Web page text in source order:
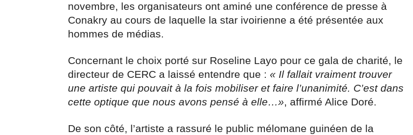
novembre, les organisateurs ont aminé une conférence de presse à
Conakry au cours de laquelle la star ivoirienne a été présentée aux
hommes de médias.
Concernant le choix porté sur Roseline Layo pour ce gala de charité, le
directeur de CERC a laissé entendre que : « Il fallait vraiment trouver
une artiste qui pouvait à la fois mobiliser et faire l’unanimité. C’est dans
cette optique que nous avons pensé à elle…», affirmé Alice Doré.
De son côté, l’artiste a rassuré le public mélomane guinéen de la